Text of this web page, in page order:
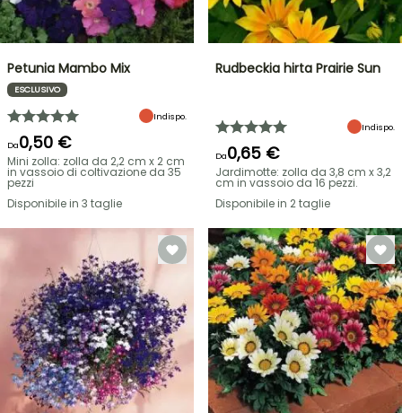
Petunia Mambo Mix
ESCLUSIVO
Indispo.
Da0,50 €
Mini zolla: zolla da 2,2 cm x 2 cm
in vassoio di coltivazione da 35
pezzi
Disponibile in 3 taglie
Rudbeckia hirta Prairie Sun
Indispo.
Da0,65 €
Jardimotte: zolla da 3,8 cm x 3,2
cm in vassoio da 16 pezzi.
Disponibile in 2 taglie